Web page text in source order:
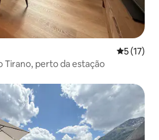
5 de uma
5 (17)
Tirano, perto da estação